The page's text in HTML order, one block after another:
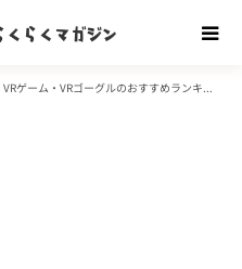
VRゲーム・VRゴーグルのおすすめランキング紹介！選び方も解説